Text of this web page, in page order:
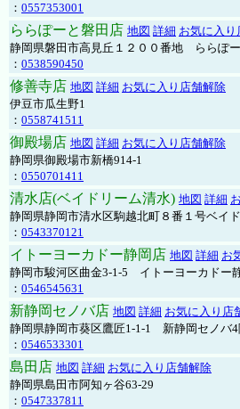
： 0557353001
ららぽーと磐田店 地図 詳細 お気に入り
静岡県磐田市高見丘１２００番地 ららぽ
： 0538590450
修善寺店 地図 詳細 お気に入り店舗解除
伊豆市瓜生野1
： 0558741511
御殿場店 地図 詳細 お気に入り店舗解除
静岡県御殿場市新橋914-1
： 0550701411
清水店(ベイドリーム清水) 地図 詳細
静岡県静岡市清水区駒越北町８番１号ベイ
： 0543370121
イトーヨーカドー静岡店 地図 詳細 お
静岡市駿河区曲金3-1-5 イトーヨーカドー
： 0546545631
新静岡セノバ店 地図 詳細 お気に入り店
静岡県静岡市葵区鷹匠1-1-1 新静岡セノバ4
： 0546533301
島田店 地図 詳細 お気に入り店舗解除
静岡県島田市阿知ヶ谷63-29
： 0547337811